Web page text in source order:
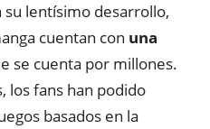
su lentísimo desarrollo,
cuentan con una
se cuenta por millones.
los fans han podido
basados en la